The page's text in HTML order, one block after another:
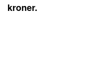
kroner.